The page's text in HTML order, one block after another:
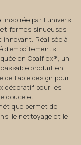
inspirée par l’univers
formes sinueuses
Réalisée à
d’emboîtements
en Opalflex®, un
produit en
de table design pour
décoratif pour les
douce et
permet de
le nettoyage et le